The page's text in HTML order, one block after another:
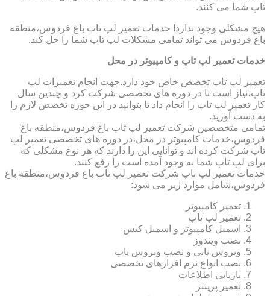
تاپ شما می کنند.
هیچ مشکلی وجود ندارد! خدمات تعمیر لپ تاب باغ فردوس،منطقه
باغ فردوس می تواند تمامی مشکلات لپ تاپ شما را حل کند.
خدمات تعمیر لپ تاپ و کامپیوتر در محل
تعمیر لپ تاپ تخصص خاص خود دارد.جهت انجام تعمیرات لپ
تاپ،نیاز است تا در دوره های تخصصی شرکت کرد و چندین سال
کار تعمیر لپ تاپ را انجام داد تا بتوانید در این حوزه تخصص لازم را
به دست آورید.
تمامی متخصصین شرکت تعمیر لپ تاب باغ فردوس،منطقه باغ
فردوس،خدمات کامپیوتر در محل،در دوره های تخصصی تعمیر لپ
تاپ شرکت کرده اند و توانایی این را دارند که هر نوع مشکلی که
برای لپ تاپ شما به وجود آمده است را رفع کنند.
خدمات تعمیر لپ تاپ شرکت تعمیر لپ تاب باغ فردوس،منطقه باغ
فردوس،شامل موارد زیر می شود:
تعمیر کامپیوتر
تعمیر لپ تاپ
اسمبل کامپیوتر و اسمبل کیس
نصب ویندوز
ویروس یابی و نصب ویروس یاب
نصب انواع نرم افزارهای تخصصی
بازیابی اطلاعات
تعمیر پرینتر